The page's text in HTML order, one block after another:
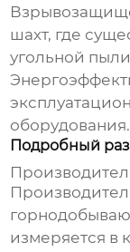
шахт, где
угольной
оборудования.
Подробный
измеряется в